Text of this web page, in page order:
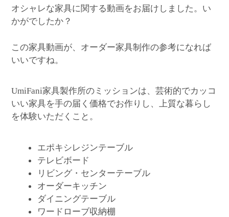
オシャレな家具に関する動画をお届けしました。い
かがでしたか？
この家具動画が、オーダー家具制作の参考になれば
いいですね。
UmiFani家具製作所のミッションは、芸術的でカッコ
いい家具を手の届く価格でお作りし、上質な暮らし
を体験いただくこと。
エポキシレジンテーブル
テレビボード
リビング・センターテーブル
オーダーキッチン
ダイニングテーブル
ワードローブ収納棚